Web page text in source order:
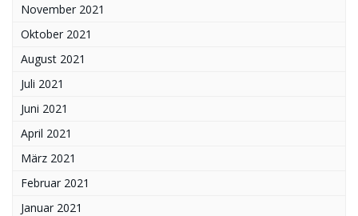
November 2021
Oktober 2021
August 2021
Juli 2021
Juni 2021
April 2021
März 2021
Februar 2021
Januar 2021